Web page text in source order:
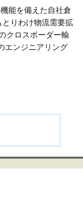
能を備えた自社倉
りわけ物流需要拡
クロスボーダー輸
エンジニアリング